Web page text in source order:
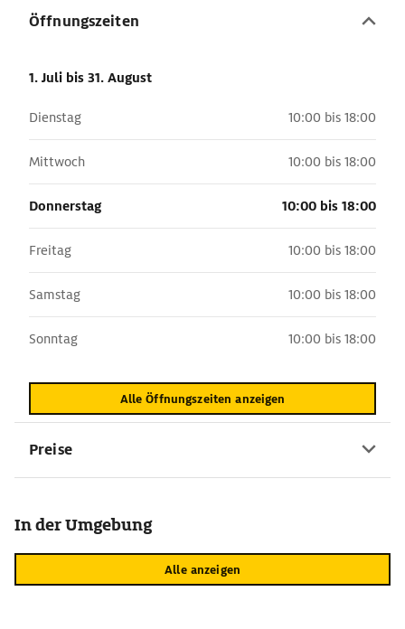
Öffnungszeiten
1. Juli bis 31. August
Dienstag 10:00 bis 18:00
Mittwoch 10:00 bis 18:00
Donnerstag 10:00 bis 18:00
Freitag 10:00 bis 18:00
Samstag 10:00 bis 18:00
Sonntag 10:00 bis 18:00
Alle Öffnungszeiten anzeigen
Preise
In der Umgebung
Alle anzeigen